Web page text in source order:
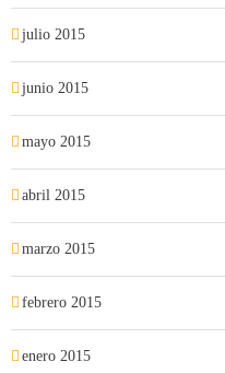
julio 2015
junio 2015
mayo 2015
abril 2015
marzo 2015
febrero 2015
enero 2015